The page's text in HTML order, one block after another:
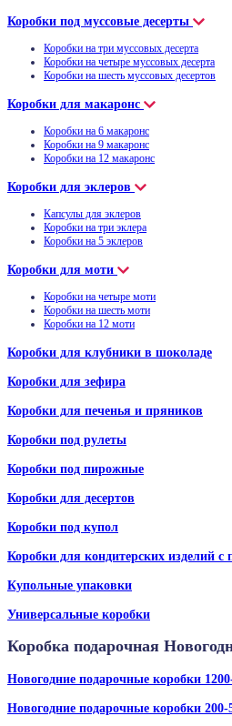
Коробки под муссовые десерты
Коробки на три муссовых десерта
Коробки на четыре муссовых десерта
Коробки на шесть муссовых десертов
Коробки для макаронс
Коробки на 6 макаронс
Коробки на 9 макаронс
Коробки на 12 макаронс
Коробки для эклеров
Капсулы для эклеров
Коробки на три эклера
Коробки на 5 эклеров
Коробки для моти
Коробки на четыре моти
Коробки на шесть моти
Коробки на 12 моти
Коробки для клубники в шоколаде
Коробки для зефира
Коробки для печенья и пряников
Коробки под рулеты
Коробки под пирожные
Коробки для десертов
Коробки под купол
Коробки для кондитерских изделий
Купольные упаковки
Универсальные коробки
Коробка подарочная
Новогодние подарочные коробки
Новогодние подарочные коробки 200-